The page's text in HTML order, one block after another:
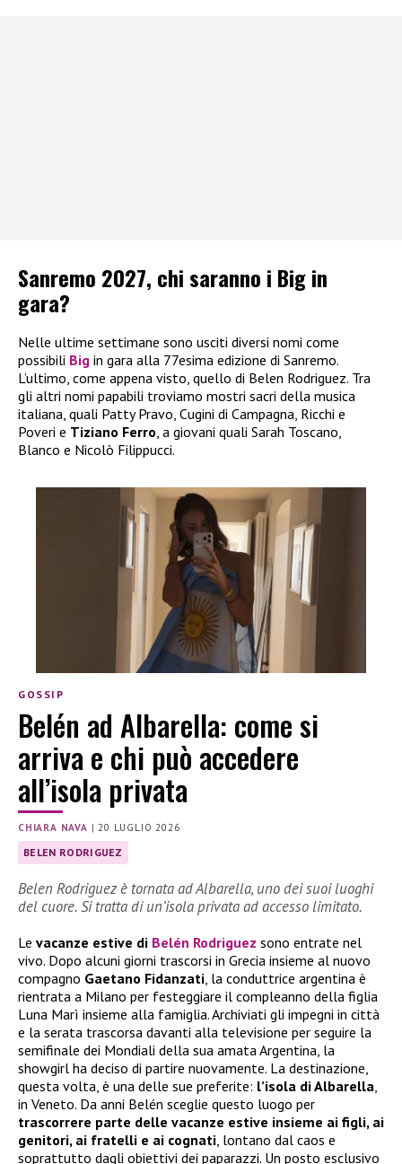
Sanremo 2027, chi saranno i Big in
gara?
Nelle ultime settimane sono usciti diversi nomi come
possibili Big in gara alla 77esima edizione di Sanremo.
L’ultimo, come appena visto, quello di Belen Rodriguez. Tra
gli altri nomi papabili troviamo mostri sacri della musica
italiana, quali Patty Pravo, Cugini di Campagna, Ricchi e
Poveri e Tiziano Ferro , a giovani quali Sarah Toscano,
Blanco e Nicolò Filippucci.
GOSSIP
Belén ad Albarella: come si
arriva e chi può accedere
all’isola privata
CHIARA NAVA |20 LUGLIO 2026
BELEN RODRIGUEZ
Belen Rodriguez è tornata ad Albarella, uno dei suoi luoghi
del cuore. Si tratta di un’isola privata ad accesso limitato.
Le vacanze estive di Belén Rodriguez sono entrate nel
vivo. Dopo alcuni giorni trascorsi in Grecia insieme al nuovo
compagno Gaetano Fidanzati , la conduttrice argentina è
rientrata a Milano per festeggiare il compleanno della figlia
Luna Marì insieme alla famiglia. Archiviati gli impegni in città
e la serata trascorsa davanti alla televisione per seguire la
semifinale dei Mondiali della sua amata Argentina, la
showgirl ha deciso di partire nuovamente. La destinazione,
questa volta, è una delle sue preferite: l’isola di Albarella
in Veneto. Da anni Belén sceglie questo luogo per
trascorrere parte delle vacanze estive insieme ai figli, ai
genitori, ai fratelli e ai cognati , lontano dal caos e
soprattutto dagli obiettivi dei paparazzi. Un posto esclusivo